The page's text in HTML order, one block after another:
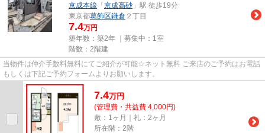
京成本線 「 京成高砂 」駅 徒歩19分
東京都葛飾区鎌倉 ２丁目
7.4万円
築年数：築2年 ｜募集中： 1室
階数：2階建
当物件は仲介手数料無料にてご紹介が可能☆ネット無料 ご来店のご予約はお電話
もしくは下記ご予約フォームよりお願いします。
7.4万円
(管理費・共益費 4,000円)
敷：1ヶ月｜礼：2ヶ月
所在階：2階